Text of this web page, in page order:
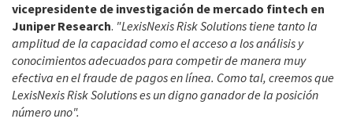
vicepresidente de investigación de mercado fintech en
Juniper Research. "LexisNexis Risk Solutions tiene tanto la
amplitud de la capacidad como el acceso a los análisis y
conocimientos adecuados para competir de manera muy
efectiva enel fraude de pagos en línea. Como tal, creemos que
LexisNexis Risk Solutions es un digno ganador de la posición
número uno".